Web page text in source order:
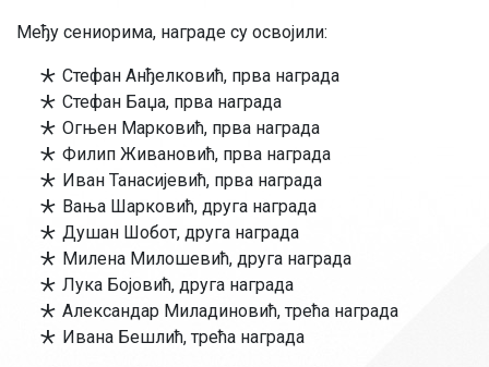
Међу сениорима, награде су освојили:
Стефан Анђелковић, прва награда
Стефан Баџа, прва награда
Огњен Марковић, прва награда
Филип Живановић, прва награда
Иван Танасијевић, прва награда
Вања Шарковић, друга награда
Душан Шобот, друга награда
Милена Милошевић, друга награда
Лука Бојовић, друга награда
Александар Миладиновић, трећа награда
Ивана Бешлић, трећа награда